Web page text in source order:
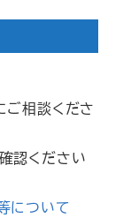
ご相談くださ
認ください
について